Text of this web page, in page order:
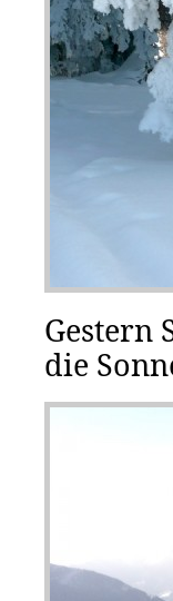
Gestern
die